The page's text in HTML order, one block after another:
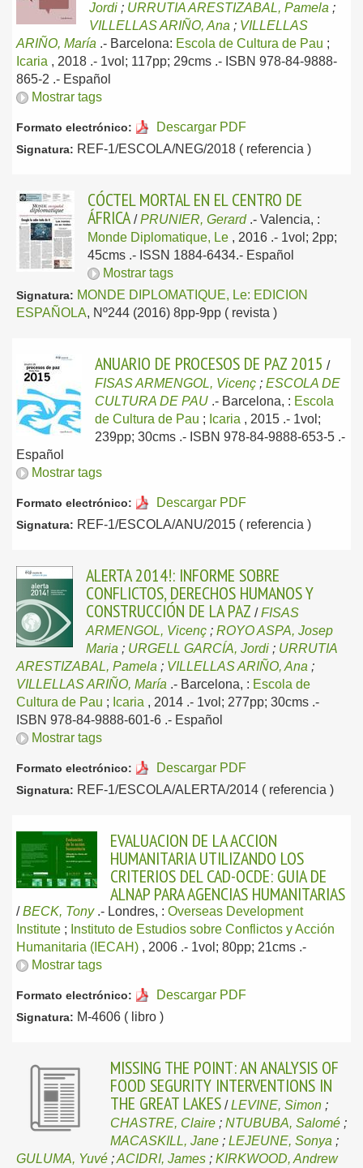
Jordi ; URRUTIA ARESTIZABAL, Pamela ;
VILLELLAS ARIÑO, Ana ; VILLELLAS
ARIÑO, María .- Barcelona: Escola de Cultura de Pau ;
Icaria , 2018 .- 1vol; 117pp; 29cms .- ISBN 978-84-9888-
865-2 .- Español
Mostrar tags
Formato electrónico: Descargar PDF
Signatura: REF-1/ESCOLA/NEG/2018 ( referencia )
CÓCTEL MORTAL EN EL CENTRO DE
ÁFRICA /PRUNIER, Gerard .- Valencia, :
Monde Diplomatique, Le , 2016 .- 1vol; 2pp;
45cms .- ISSN 1884-6434.- Español
Mostrar tags
Signatura: MONDE DIPLOMATIQUE, Le: EDICION
ESPAÑOLA, Nº244 (2016) 8pp-9pp ( revista )
ANUARIO DE PROCESOS DE PAZ 2015 /
FISAS ARMENGOL, Vicenç ; ESCOLA DE
CULTURA DE PAU .- Barcelona, : Escola
de Cultura de Pau ; Icaria , 2015 .- 1vol;
239pp; 30cms .- ISBN 978-84-9888-653-5 .-
Español
Mostrar tags
Formato electrónico: Descargar PDF
Signatura: REF-1/ESCOLA/ANU/2015 ( referencia )
ALERTA 2014!: INFORME SOBRE
CONFLICTOS, DERECHOS HUMANOS Y
CONSTRUCCIÓN DE LA PAZ /FISAS
ARMENGOL, Vicenç ; ROYO ASPA, Josep
Maria ; URGELL GARCÍA, Jordi ; URRUTIA
ARESTIZABAL, Pamela ; VILLELLAS ARIÑO, Ana ;
VILLELLAS ARIÑO, María .- Barcelona, : Escola de
Cultura de Pau ; Icaria , 2014 .- 1vol; 277pp; 30cms .-
ISBN 978-84-9888-601-6 .- Español
Mostrar tags
Formato electrónico: Descargar PDF
Signatura: REF-1/ESCOLA/ALERTA/2014 ( referencia )
EVALUACION DE LA ACCION
HUMANITARIA UTILIZANDO LOS
CRITERIOS DEL CAD-OCDE: GUIA DE
ALNAP PARA AGENCIAS HUMANITARIAS
/BECK, Tony .- Londres, : Overseas Development
Institute ; Instituto de Estudios sobre Conflictos y Acción
Humanitaria (IECAH) , 2006 .- 1vol; 80pp; 21cms .-
Mostrar tags
Formato electrónico: Descargar PDF
Signatura: M-4606 ( libro )
MISSING THE POINT: AN ANALYSIS OF
FOOD SEGURITY INTERVENTIONS IN
THE GREAT LAKES /LEVINE, Simon ;
CHASTRE, Claire ; NTUBUBA, Salomé ;
MACASKILL, Jane ; LEJEUNE, Sonya ;
GULUMA, Yuvé ;ACIDRI, James ; KIRKWOOD, Andrew